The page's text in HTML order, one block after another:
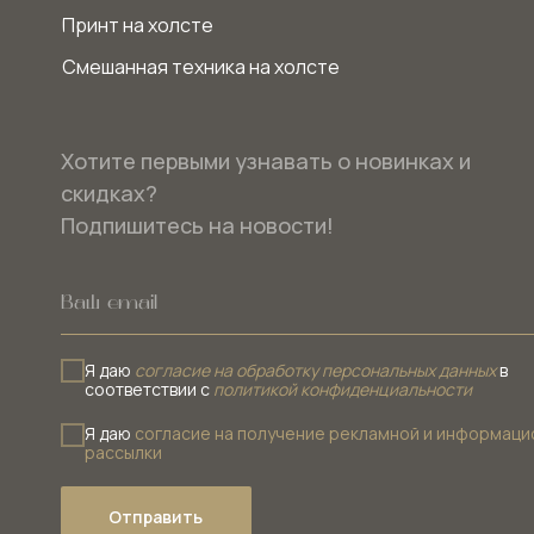
Хотите первыми узнавать о новинках и
скидках?
Подпишитесь на новости!
Я даю согласие на обработку персональных данныхв
соответствии с политикой конфиденциальности
Я даю согласие на получение рекламной и
рассылки
Отправить
Принт на холсте
Смешанная техника на холсте